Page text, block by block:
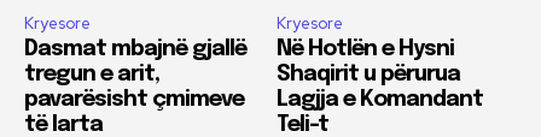
Kryesore
Dasmat mbajnë gjallë
tregun e arit,
pavarësisht çmimeve
të larta
Kryesore
Në Hotlën e Hysni
Shaqirit u përurua
Lagjja e Komandant
Teli-t